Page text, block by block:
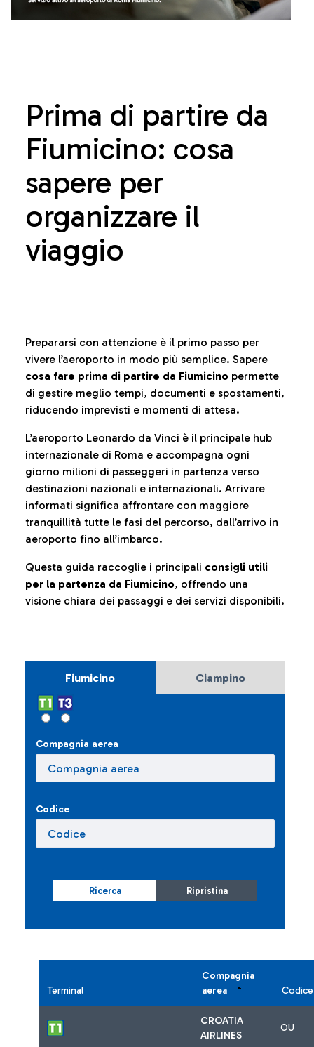
Prima di partire da
Fiumicino: cosa
sapere per
organizzare il
viaggio
Prepararsi con attenzione è il primo passo per
vivere l’aeroporto in modo più semplice. Sapere
cosa fare prima di partire da Fiumicino permette
di gestire meglio tempi, documenti e spostamenti,
riducendo imprevisti e momenti di attesa.
L’aeroporto Leonardo da Vinci è il principale hub
internazionale di Roma e accompagna ogni
giorno milioni di passeggeri in partenza verso
destinazioni nazionali e internazionali. Arrivare
informati significa affrontare con maggiore
tranquillità tutte le fasi del percorso, dall’arrivo in
aeroporto fino all’imbarco.
Questa guida raccoglie i principali consigli utili
per la partenza da Fiumicino, offrendo una
visione chiara dei passaggi e dei servizi disponibili.
Fiumicino Ciampino
Compagnia aerea
Codice
Ricerca Ripristina
Terminal
Compagnia
aerea
Codice
CROATIA
AIRLINES
OU